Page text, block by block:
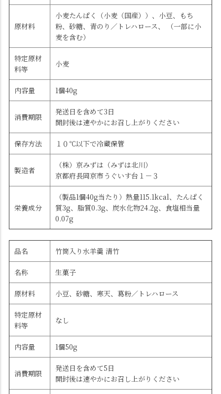
原材料
小麦たんぱく（小麦（国産））、小豆、もち
粉、砂糖、青のり／トレハロース、 （一部に小
麦を含む）
特定原材
料等
小麦
内容量 1個40g
消費期限
発送日を含めて3日
開封後は速やかにお召し上がりください
保存方法 １０℃以下で冷蔵保管
製造者
（株）京みずは（みずは北川）
京都府長岡京市うぐいす台１－３
栄養成分
（製品1個40g当たり）熱量115.1kcal、たんぱく
質3g、脂質0.3g、炭水化物24.2g、食塩相当量
0.07g
品名 竹筒入り水羊羹 清竹
名称 生菓子
原材料 小豆、砂糖、寒天、葛粉／トレハロース
特定原材
料等
なし
内容量 1個50g
消費期限
発送日を含めて5日
開封後は速やかにお召し上がりください